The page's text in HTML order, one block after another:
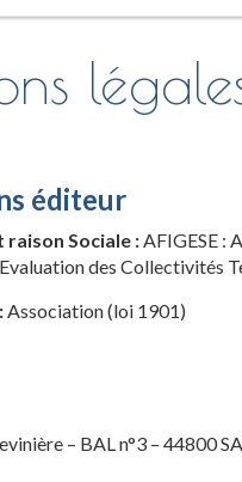
éditeur
Sociale :AFIGESE :
des Collectivités
Association (loi 1901)
– BAL n°3 – 44800